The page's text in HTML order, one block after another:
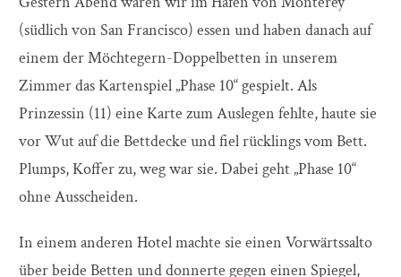
(südlich von San Francisco) essen und haben danach auf
einem der Möchtegern-Doppelbetten in unserem
Zimmer das Kartenspiel „Phase 10“ gespielt. Als
Prinzessin (11) eine Karte zum Auslegen fehlte, haute sie
vor Wut auf die Bettdecke und fiel rücklings vom Bett.
Plumps, Koffer zu, weg war sie. Dabei geht „Phase 10“
ohne Ausscheiden.
In einem anderen Hotel machte sie einen Vorwärtssalto
über beide Betten und donnerte gegen einen Spiegel,